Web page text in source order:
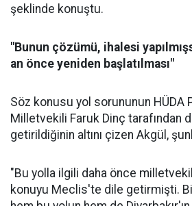
şeklinde konuştu.
"Bunun çözümü, ihalesi
an önce yeniden başlatılması"
Söz konusu yol sorununun HÜDA
Milletvekili Faruk Dinç tarafından
getirildiğinin altını çizen Akgül,
"Bu yolla ilgili daha önce
konuyu Meclis'te dile getirmişti.